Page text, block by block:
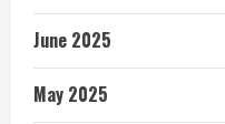
June 2025
May 2025